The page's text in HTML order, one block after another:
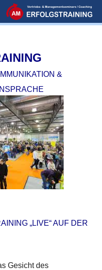
&
„LIVE“ AUF DER
Gesicht des